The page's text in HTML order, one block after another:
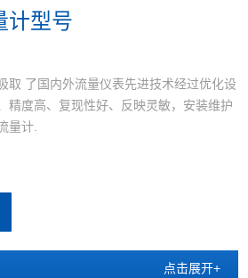
计型号
取 了国内外流量仪表先进技术经过优化设
精度高、复现性好、反映灵敏，安装维护
量计.
点击展开+